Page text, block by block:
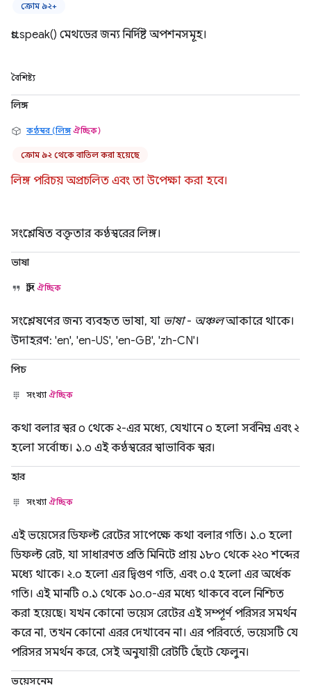
ক্রোম ৯২+
tts.speak() মেথডের জন্য নির্দিষ্ট অপশনসমূহ।
বৈশিষ্ট্য
লিঙ্গ
কণ্ঠস্বর (লিঙ্গ ঐচ্ছিক)
ক্রোম ৯২ থেকে বাতিল করা হয়েছে
লিঙ্গ পরিচয় অপ্রচলিত এবং তা উপেক্ষা করা হবে।
সংশ্লেষিত বক্তৃতার কণ্ঠস্বরের লিঙ্গ।
ভাষা
স্ট্রিং ঐচ্ছিক
সংশ্লেষণের জন্য ব্যবহৃত ভাষা, যা ভাষা- অঞ্চলআকারে থাকে।
উদাহরণ: 'en', 'en-US', 'en-GB', 'zh-CN'।
পিচ
সংখ্যাঐচ্ছিক
কথা বলার স্বর ০ থেকে ২-এর মধ্যে, যেখানে ০ হলো সর্বনিম্ন এবং ২
হলো সর্বোচ্চ। ১.০ এই কণ্ঠস্বরের স্বাভাবিক স্বর।
হার
সংখ্যাঐচ্ছিক
এই ভয়েসের ডিফল্ট রেটের সাপেক্ষে কথা বলার গতি। ১.০ হলো
ডিফল্ট রেট, যা সাধারণত প্রতি মিনিটে প্রায় ১৮০ থেকে ২২০ শব্দের
মধ্যে থাকে। ২.০ হলো এর দ্বিগুণ গতি, এবং ০.৫ হলো এর অর্ধেক
গতি। এই মানটি ০.১ থেকে ১০.০-এর মধ্যে থাকবে বলে নিশ্চিত
করা হয়েছে। যখন কোনো ভয়েস রেটের এই সম্পূর্ণ পরিসর সমর্থন
করে না, তখন কোনো এরর দেখাবেন না। এর পরিবর্তে, ভয়েসটি যে
পরিসর সমর্থন করে, সেই অনুযায়ী রেটটি ছেঁটে ফেলুন।
ভয়েসনেম